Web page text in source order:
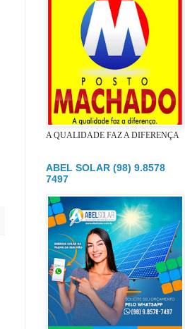
A QUALIDADE FAZ A DIFERENÇA
ABEL SOLAR (98) 9.8578
7497